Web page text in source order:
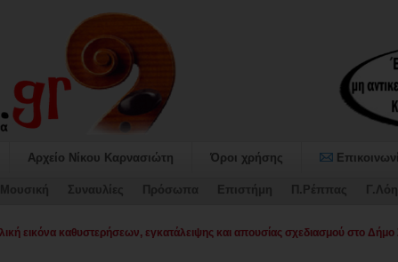
Αρχείο Νίκου Καρνασιώτη Όροι χρήσης
Μουσική Συναυλίες Πρόσωπα Επιστήμη Π.Ρέππας
εικόνα καθυστερήσεων, εγκατάλειψης και απουσίας σχεδιασμού στο Δήμο